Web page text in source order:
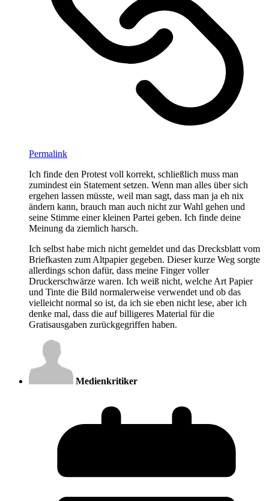
Permalink
Ich finde den Protest voll korrekt, schließlich muss man
zumindest ein Statement setzen. Wenn man alles über sich
ergehen lassen müsste, weil man sagt, dass man ja eh nix
ändern kann, brauch man auch nicht zur Wahl gehen und
seine Stimme einer kleinen Partei geben. Ich finde deine
Meinung da ziemlich harsch.
Ich selbst habe mich nicht gemeldet und das Drecksblatt vom
Briefkasten zum Altpapier gegeben. Dieser kurze Weg sorgte
allerdings schon dafür, dass meine Finger voller
Druckerschwärze waren. Ich weiß nicht, welche Art Papier
und Tinte die Bild normalerweise verwendet und ob das
vielleicht normal so ist, da ich sie eben nicht lese, aber ich
denke mal, dass die auf billigeres Material für die
Gratisausgaben zurückgegriffen haben.
Medienkritiker